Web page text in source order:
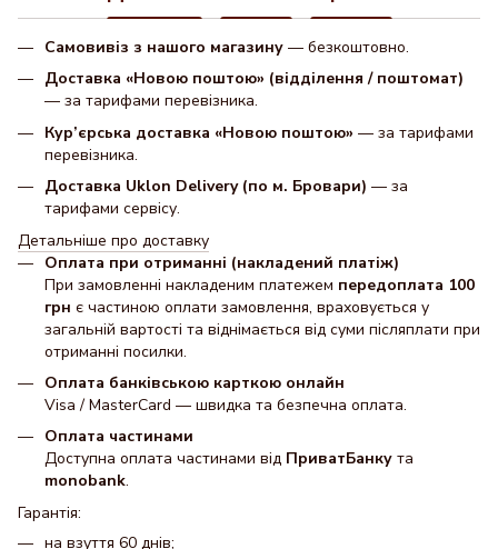
Самовивіз з нашого магазину — безкоштовно.
Доставка «Новою поштою» (відділення / поштомат)
— за тарифами перевізника.
Кур’єрська доставка «Новою поштою» — за тарифами
перевізника.
Доставка Uklon Delivery (по м. Бровари) — за
тарифами сервісу.
Детальніше про доставку
Оплата при отриманні (накладений платіж)
При замовленні накладеним платежем передоплата 100
грн є частиною оплати замовлення, враховується у
загальній вартості та віднімається від суми післяплати при
отриманні посилки.
Оплата банківською карткою онлайн
Visa / MasterCard — швидка та безпечна оплата.
Оплата частинами
Доступна оплата частинами від ПриватБанку та
monobank.
Гарантія:
на взуття 60 днів;